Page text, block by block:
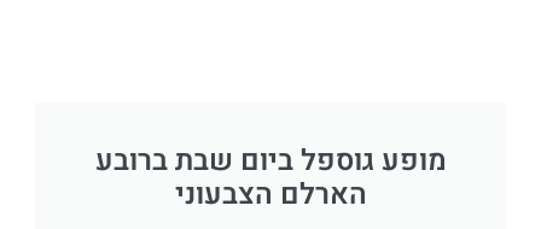
מופע גוספל ביום שבת ברובע
הארלם הצבעוני